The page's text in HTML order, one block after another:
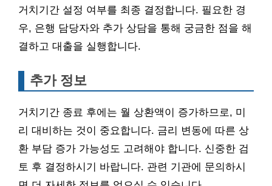
거치기간 설정 여부를 최종 결정합니다. 필요한 경
우, 은행 담당자와 추가 상담을 통해 궁금한 점을 해
결하고 대출을 실행합니다.
추가 정보
거치기간 종료 후에는 월 상환액이 증가하므로, 미
리 대비하는 것이 중요합니다. 금리 변동에 따른 상
환 부담 증가 가능성도 고려해야 합니다. 신중한 검
토 후 결정하시기 바랍니다. 관련 기관에 문의하시